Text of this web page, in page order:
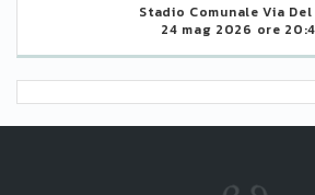
Stadio Comunale Via Del
24 mag 2026 ore